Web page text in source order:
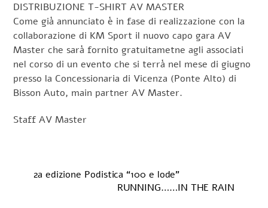
DISTRIBUZIONE T-SHIRT AV MASTER
Come già annunciato è in fase di realizzazione con la
collaborazione di KM Sport il nuovo capo gara AV
Master che sarà fornito gratuitametne agli associati
nel corso di un evento che si terrà nel mese di giugno
presso la Concessionaria di Vicenza (Ponte Alto) di
Bisson Auto, main partner AV Master.
Staff AV Master
2a edizione Podistica “100 e lode”
RUNNING……IN THE RAIN